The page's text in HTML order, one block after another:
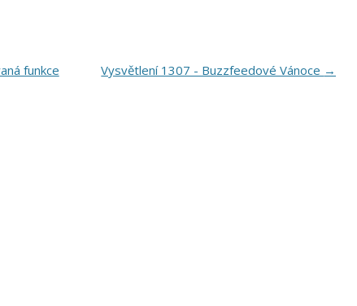
funkce Vysvětlení 1307 - Buzzfeedové Vánoce →